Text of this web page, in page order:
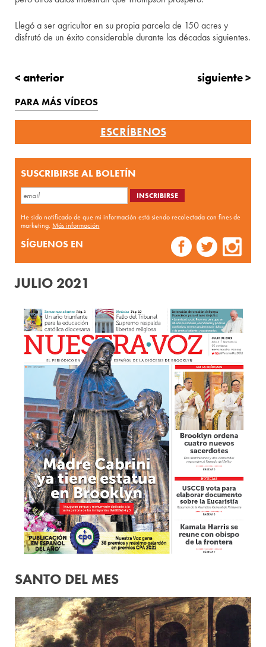
Llegó a ser agricultor en su propia parcela de 150 acres y
disfrutó de un éxito considerable durante las décadas siguientes.
< anterior siguiente >
PARA MÁS VÍDEOS
ESCRÍBENOS
SUSCRIBIRSE AL BOLETÍN
He sido notificado de que mi información está siendo recolectada con fines de
marketing.Más información
SÍGUENOS EN
JULIO 2021
SANTO DEL MES